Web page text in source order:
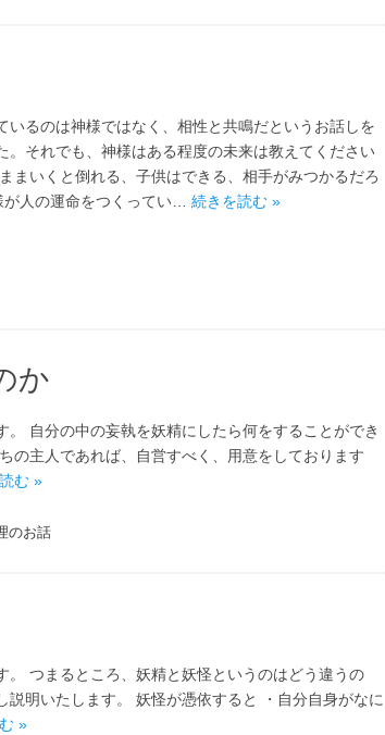
いるのは神様ではなく、相性と共鳴だというお話しを
。それでも、神様はある程度の未来は教えてください
まいくと倒れる、子供はできる、相手がみつかるだろ
人の運命をつくってい… 続きを読む »
か
自分の中の妄執を妖精にしたら何をすることができ
の主人であれば、自営すべく、用意をしております
む »
のお話
つまるところ、妖精と妖怪というのはどう違うの
明いたします。 妖怪が憑依すると ・自分自身がなに
»